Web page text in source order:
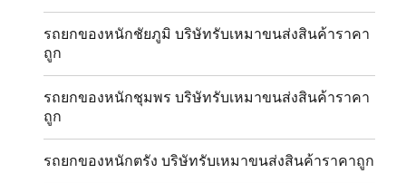
รถยกของหนักชัยภูมิ บริษัทรับเหมาขนส่งสินค้าราคา
ถูก
รถยกของหนักชุมพร บริษัทรับเหมาขนส่งสินค้าราคา
ถูก
รถยกของหนักตรัง บริษัทรับเหมาขนส่งสินค้าราคาถูก